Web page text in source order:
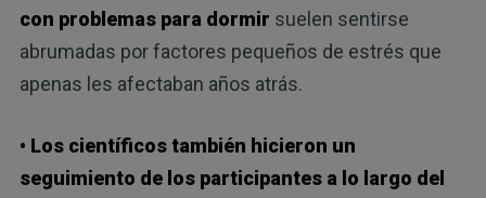
con problemas para dormir suelen sentirse
abrumadas por factores pequeños de estrés que
apenas les afectaban años atrás.
• Los científicos también hicieron un
seguimiento de los participantes a lo largo del